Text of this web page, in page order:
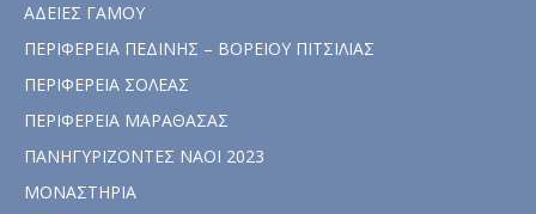
ΑΔΕΙΕΣ ΓΑΜΟΥ
ΠΕΡΙΦΕΡΕΙΑ ΠΕΔΙΝΗΣ – ΒΟΡΕΙΟΥ ΠΙΤΣΙΛΙΑΣ
ΠΕΡΙΦΕΡΕΙΑ ΣΟΛΕΑΣ
ΠΕΡΙΦΕΡΕΙΑ ΜΑΡΑΘΑΣΑΣ
ΠΑΝΗΓΥΡΙΖΟΝΤΕΣ ΝΑΟΙ 2023
ΜΟΝΑΣΤΗΡΙΑ